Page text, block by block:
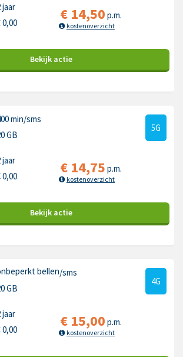
jaar
0,00 € 14,50 p.m.
kostenoverzicht
Bekijk actie
min/sms
GB
5G
jaar
0,00 € 14,75 p.m.
kostenoverzicht
Bekijk actie
bellen/sms
GB
4G
jaar
0,00 € 15,00 p.m.
kostenoverzicht